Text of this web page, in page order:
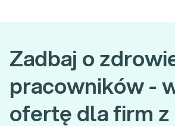
Zadbaj o
pracowników -
ofertę dla firm z